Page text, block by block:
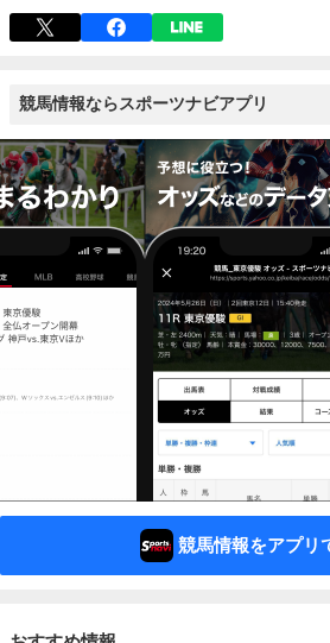
競馬情報ならスポーツナビアプリ
競馬情報をアプリ